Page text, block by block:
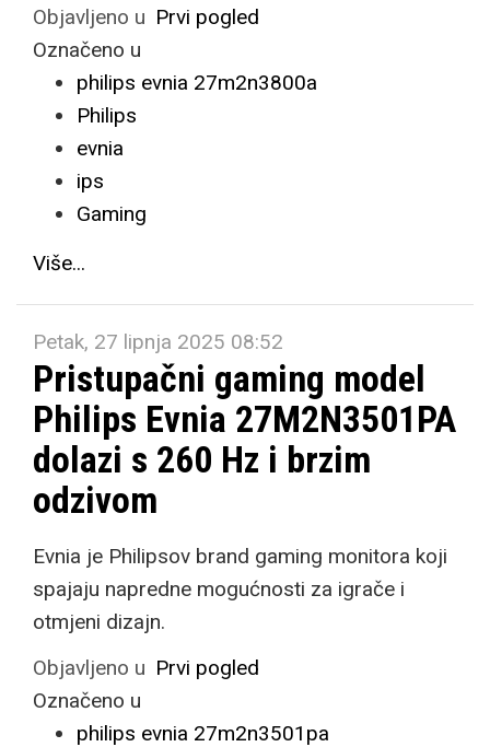
Objavljeno u Prvi pogled
Označeno u
philips evnia 27m2n3800a
Philips
evnia
ips
Gaming
Više...
Petak, 27 lipnja 2025 08:52
Pristupačni gaming model
Philips Evnia 27M2N3501PA
dolazi s 260 Hz i brzim
odzivom
Evnia je Philipsov brand gaming monitora koji
spajaju napredne mogućnosti za igrače i
otmjeni dizajn.
Objavljeno u Prvi pogled
Označeno u
philips evnia 27m2n3501pa